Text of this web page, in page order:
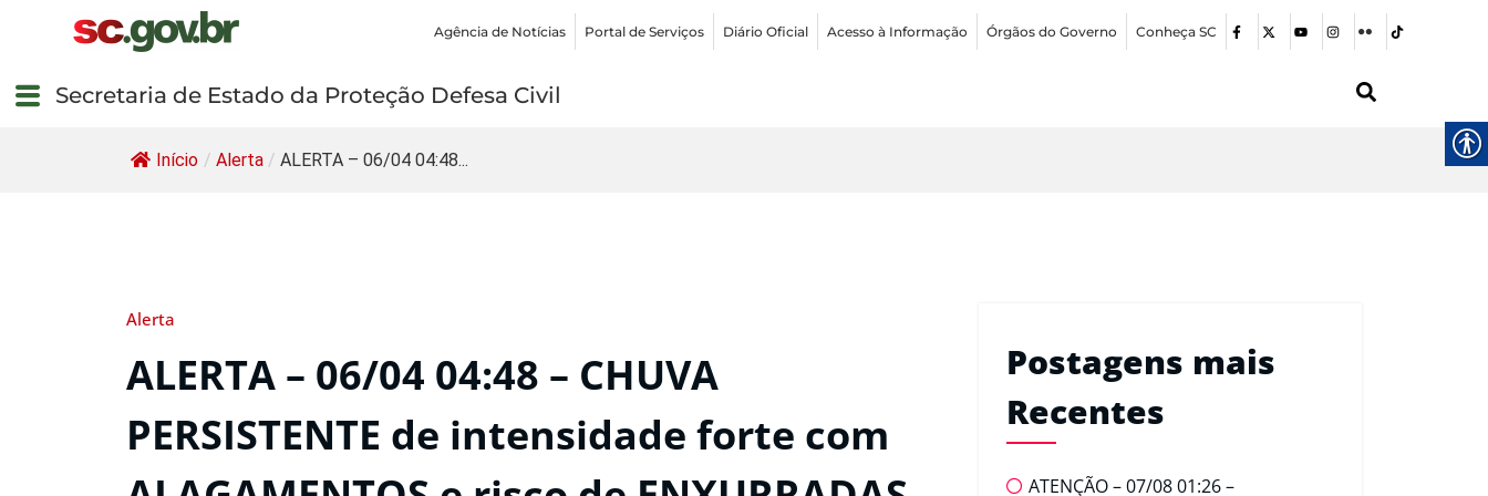
Agência de Notícias Portal de Serviços Diário Oficial Acesso à Informação Órgãos do Governo Conheça SC
Secretaria de Estado da Proteção Defesa Civil
Início / Alerta / ALERTA – 06/04 04:48...
Alerta
ALERTA – 06/04 04:48 – CHUVA
PERSISTENTE de intensidade forte com
Postagens mais
Recentes
ATENÇÃO – 07/08 01:26 –